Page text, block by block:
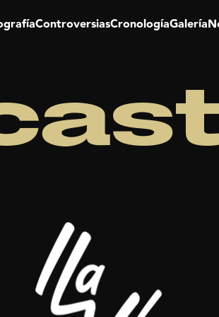
ControversiasCronologíaGalería